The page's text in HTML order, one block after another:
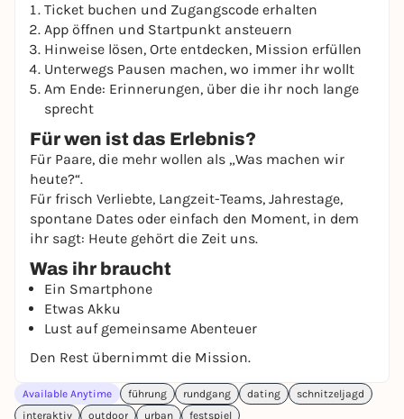
Ticket buchen und Zugangscode erhalten
App öffnen und Startpunkt ansteuern
Hinweise lösen, Orte entdecken, Mission erfüllen
Unterwegs Pausen machen, wo immer ihr wollt
Am Ende: Erinnerungen, über die ihr noch lange
sprecht
Für wen ist das Erlebnis?
Für Paare, die mehr wollen als „Was machen wir
heute?“.
Für frisch Verliebte, Langzeit-Teams, Jahrestage,
spontane Dates oder einfach den Moment, in dem
ihr sagt: Heute gehört die Zeit uns.
Was ihr braucht
Ein Smartphone
Etwas Akku
Lust auf gemeinsame Abenteuer
Den Rest übernimmt die Mission.
Available Anytime führung rundgang dating
schnitzeljagd
interaktiv
outdoor urban festspiel